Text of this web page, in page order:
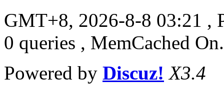
GMT+8, 2026-8-8 03:21 ,
0 queries , MemCached On.
Powered by Discuz! X3.4